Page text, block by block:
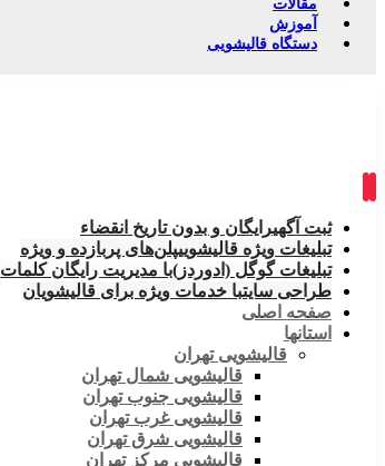
مقالات
آموزش
دستگاه قالیشویی
ثبت آگهیرایگان و بدون تاریخ انقضاء
تبلیغات ویژه قالیشوییپلن‌های پربازده و ویژه
تبلیغات گوگل (ادوردز)با مدیریت رایگان کلمات
طراحی سایتبا خدمات ویژه برای قالیشویان
صفحه اصلی
استانها
قالیشویی تهران
قالیشویی شمال تهران
قالیشویی جنوب تهران
قالیشویی غرب تهران
قالیشویی شرق تهران
قالیشویی مرکز تهران